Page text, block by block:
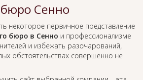
Сенно
некоторое первичное представление
бюро в Сенно и профессионализме
и избежать разочарований,
обстоятельствах совершенно не